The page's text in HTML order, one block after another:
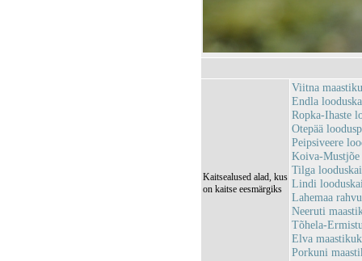
Kaitsealused alad, kus
on kaitse eesmärgiks
Viitna
Endla
Ropka-Ihaste
Otepää
Peipsiveere
Koiva-Mustjõe
Tilga
Lindi
Lahemaa
Neeruti
Tõhela-
Elva
Porkuni